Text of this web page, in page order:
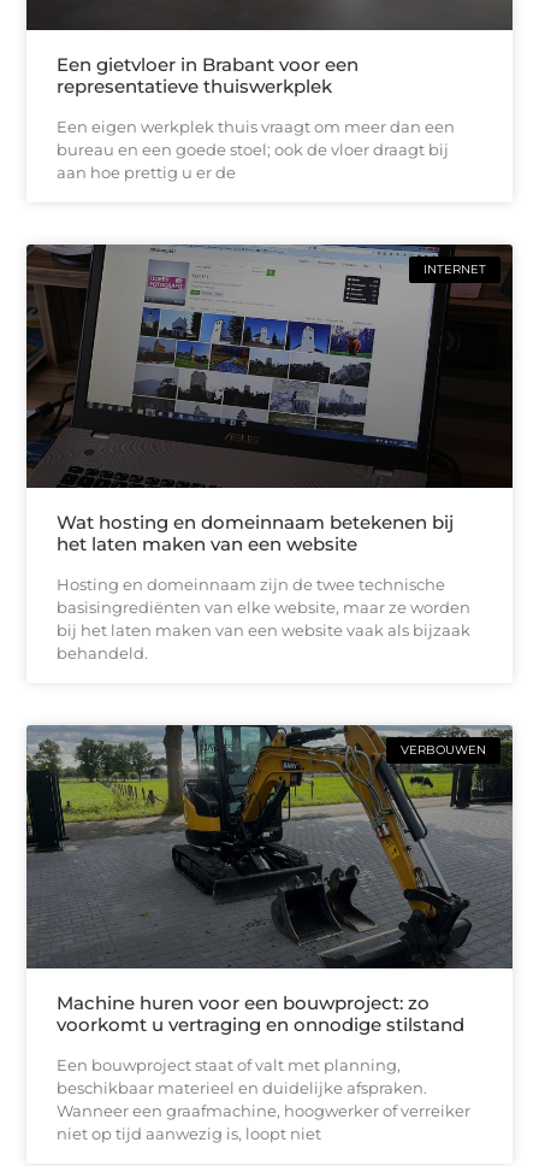
Een gietvloer in Brabant voor een
representatieve thuiswerkplek
Een eigen werkplek thuis vraagt om meer dan een
bureau en een goede stoel; ook de vloer draagt bij
aan hoe prettig u er de
INTERNET
Wat hosting en domeinnaam betekenen bij
het laten maken van een website
Hosting en domeinnaam zijn de twee technische
basisingrediënten van elke website, maar ze worden
bij het laten maken van een website vaak als bijzaak
behandeld.
VERBOUWEN
Machine huren voor een bouwproject: zo
voorkomt u vertraging en onnodige stilstand
Een bouwproject staat of valt met planning,
beschikbaar materieel en duidelijke afspraken.
Wanneer een graafmachine, hoogwerker of verreiker
niet op tijd aanwezig is, loopt niet